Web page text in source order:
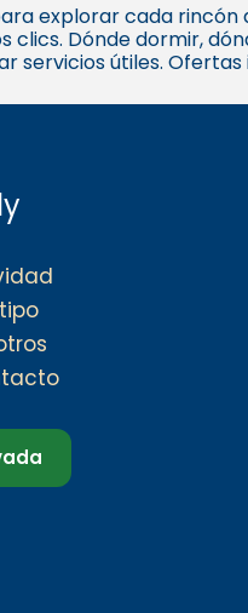
explorar cada
clics. Dónde dormir,
servicios útiles.